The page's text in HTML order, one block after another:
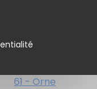
61 - Orne